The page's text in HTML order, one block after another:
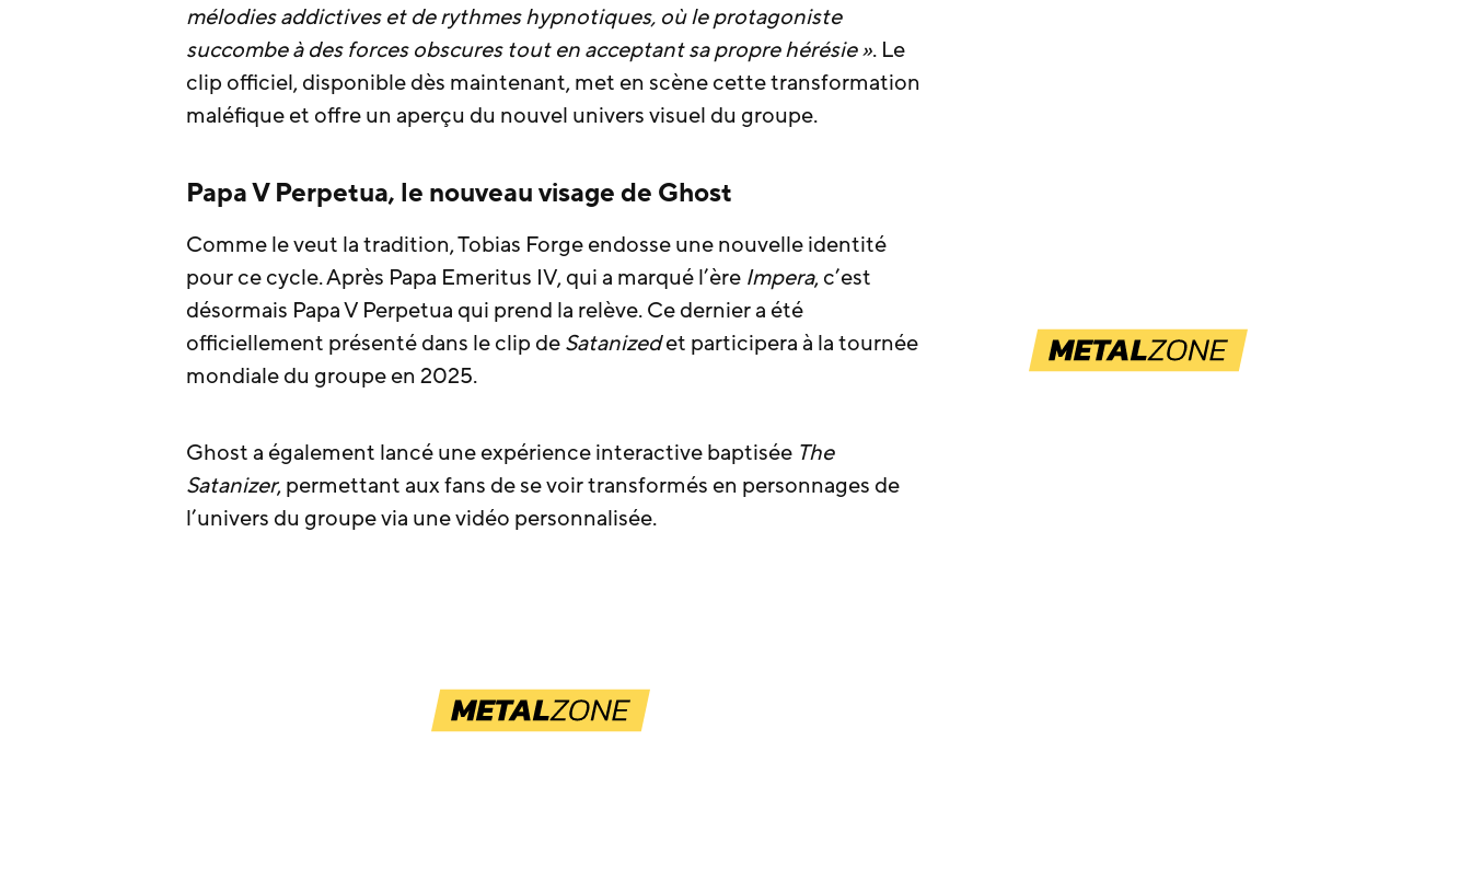
mélodies addictives et de rythmes hypnotiques, où le protagoniste
succombe à des forces obscures tout en acceptant sa propre hérésie ». Le
clip officiel, disponible dès maintenant, met en scène cette transformation
maléfique et offre un aperçu du nouvel univers visuel du groupe.
Papa V Perpetua, le nouveau visage de Ghost
Comme le veut la tradition, Tobias Forge endosse une nouvelle identité
pour ce cycle. Après Papa Emeritus IV, qui a marqué l’ère Impera, c’est
désormais Papa V Perpetua qui prend la relève. Ce dernier a été
officiellement présenté dans le clip deSatanizedet participera à la tournée
mondiale du groupe en 2025.
Ghost a également lancé une expérience interactive baptisée The
Satanizer, permettant aux fans de se voir transformés en personnages de
l’univers du groupe via une vidéo personnalisée.